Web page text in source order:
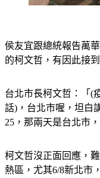
侯友宜跟總統報告萬
台北市長柯文哲：「(
話)，台北市喔，坦白
柯文哲沒正面回應，